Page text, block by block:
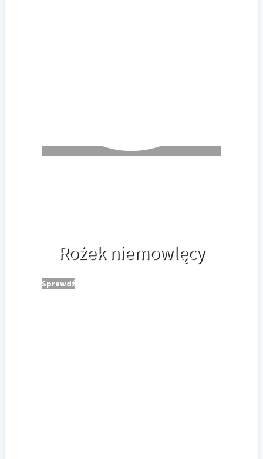
Rożek niemowlęcy
Sprawdź